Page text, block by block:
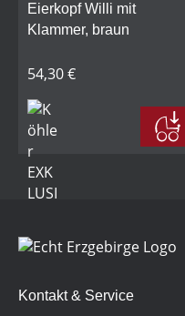
Eierkopf Willi mit
Klammer, braun
54,30 €
Kontakt & Service